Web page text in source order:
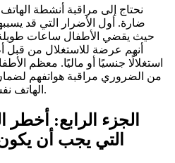
نحتاج إلى مراقبة أنشطة
ضارة. أول الأضرار التي قد
حيث يقضي الأطفال ساعات
أنهم عرضة للاستغلال من
استغلالًا جنسيًا أو ماليًا. معظم
من الضروري مراقبة هواتفهم
الهاتف نفسه أو عن طريق أفراد خطرين.
الجزء الرابع: أخطر
التي يجب أن يكون